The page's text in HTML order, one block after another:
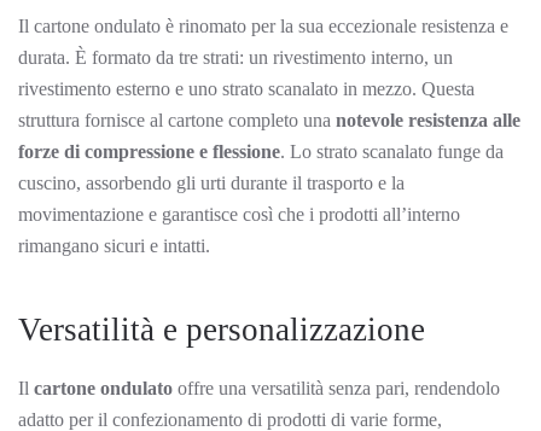
Il cartone ondulato è rinomato per la sua eccezionale resistenza e
durata. È formato da tre strati: un rivestimento interno, un
rivestimento esterno e uno strato scanalato in mezzo. Questa
struttura fornisce al cartone completo una notevole resistenza alle
forze di compressione e flessione. Lo strato scanalato funge da
cuscino, assorbendo gli urti durante il trasporto e la
movimentazione e garantisce così che i prodotti all’interno
rimangano sicuri e intatti.
Versatilità e personalizzazione
Il cartone ondulato offre una versatilità senza pari, rendendolo
adatto per il confezionamento di prodotti di varie forme,